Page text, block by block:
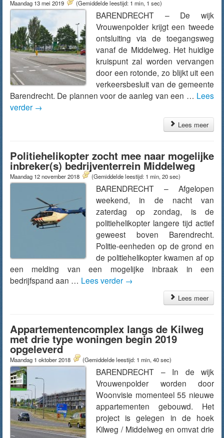
Maandag 13 mei 2019 (Gemiddelde leestijd: 1 min, 1 sec)
BARENDRECHT – De wijk
Vrouwenpolder krijgt een tweede
ontsluiting via de toegangsweg
vanaf de Middelweg. Het huidige
kruispunt zal worden vervangen
door een rotonde, zo blijkt uit een
verkeersbesluit van de gemeente
Barendrecht. De plannen voor de aanleg van een … Lees
verder →
Lees meer
Politiehelikopter zocht mee naar mogelijke
inbreker(s) bedrijventerrein Middelweg
Maandag 12 november 2018 (Gemiddelde leestijd: 1 min, 20 sec)
BARENDRECHT – Afgelopen
weekend, in de nacht van
zaterdag op zondag, is de
politiehelikopter langere tijd actief
geweest boven Barendrecht.
Politie-eenheden op de grond en
de politiehelikopter kwamen af op
een melding van een mogelijke inbraak in een
bedrijfspand aan … Lees verder →
Lees meer
Appartementencomplex langs de Kilweg
met drie type woningen begin 2019
opgeleverd
Maandag 1 oktober 2018 (Gemiddelde leestijd: 1 min, 40 sec)
BARENDRECHT – In de wijk
Vrouwenpolder worden door
Woonvisie momenteel 55 nieuwe
appartementen gebouwd. Het
project is gelegen in de hoek
Kilweg / Middelweg en omvat drie